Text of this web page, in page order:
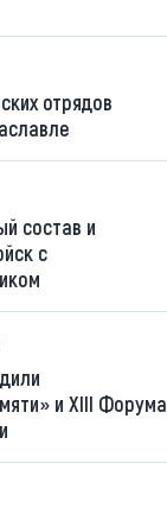
отрядов
состав и
с
и XIII Форума